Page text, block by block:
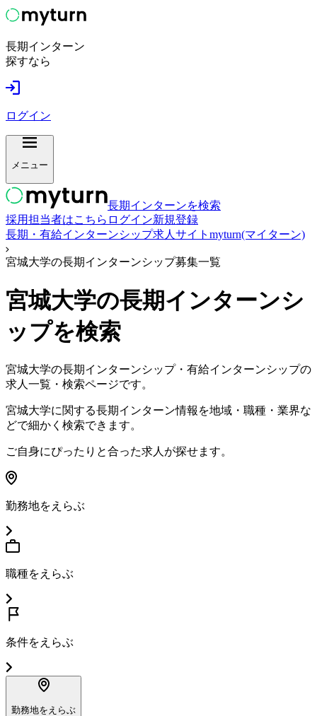
長期インターン
探すなら
ログイン
メニュー
長期インターンを検索
採用担当者はこちら ログイン新規登録
長期・有給インターンシップ求人サイトmyturn(マイターン)
宮城大学の長期インターンシップ募集一覧
宮城大学の長期インターンシ
ップを検索
宮城大学の長期インターンシップ・有給インターンシップの
求人一覧・検索ページです。
宮城大学に関する長期インターン情報を地域・職種・業界な
どで細かく検索できます。
ご自身にぴったりと合った求人が探せます。
勤務地をえらぶ
職種をえらぶ
条件をえらぶ
勤務地をえらぶ